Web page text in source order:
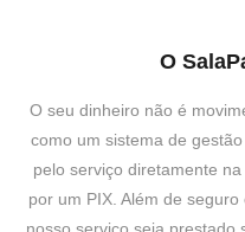
O
O seu dinheiro não é
como um sistema de
pelo serviço diretamente
por um PIX. Além de